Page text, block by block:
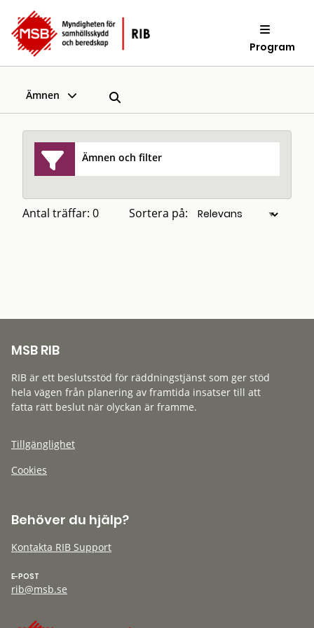
Program
Ämnen
Ämnen och filter
Antal träffar: 0 Sortera på:
MSB RIB
RIB är ett beslutsstöd för räddningstjänst som ger stöd
hela vägen från planering av framtida insatser till att
fatta rätt beslut när olyckan är framme.
Tillgänglighet
Cookies
Behöver du hjälp?
Kontakta RIB Support
E-POST
rib@msb.se